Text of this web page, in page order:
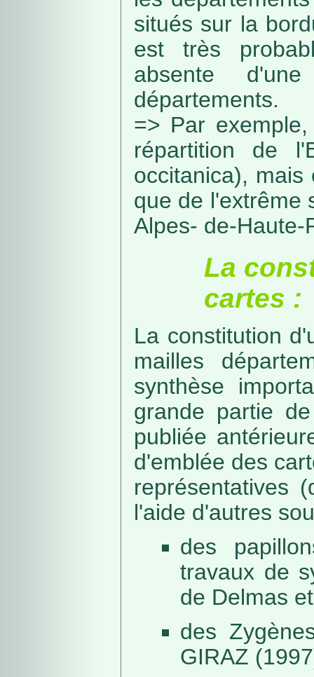
situés sur la
est très
absente
départements.
=> Par
répartition de
occitanica),
que de l'extrême
Alpes- de-Haute-
La
cartes :
La constitution
mailles
synthèse
grande partie
publiée
d'emblée des
représentatives
l'aide d'autres
des
travaux de
de Delmas
des
GIRAZ